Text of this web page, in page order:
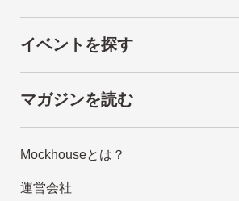
イベントを探す
マガジンを読む
Mockhouseとは？
運営会社